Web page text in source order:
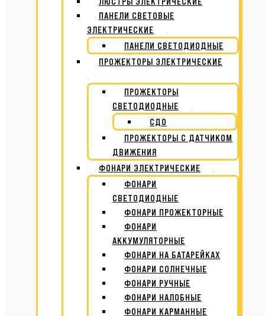
ПАНЕЛИ СВЕТОВЫЕ
ЭЛЕКТРИЧЕСКИЕ
ПАНЕЛИ СВЕТОДИОДНЫЕ
ПРОЖЕКТОРЫ ЭЛЕКТРИЧЕСКИЕ
ПРОЖЕКТОРЫ
СВЕТОДИОДНЫЕ
СДО
ПРОЖЕКТОРЫ С ДАТЧИКОМ
ДВИЖЕНИЯ
ФОНАРИ ЭЛЕКТРИЧЕСКИЕ
ФОНАРИ
СВЕТОДИОДНЫЕ
ФОНАРИ ПРОЖЕКТОРНЫЕ
ФОНАРИ
АККУМУЛЯТОРНЫЕ
ФОНАРИ НА БАТАРЕЙКАХ
ФОНАРИ СОЛНЕЧНЫЕ
ФОНАРИ РУЧНЫЕ
ФОНАРИ НАЛОБНЫЕ
ФОНАРИ КАРМАННЫЕ